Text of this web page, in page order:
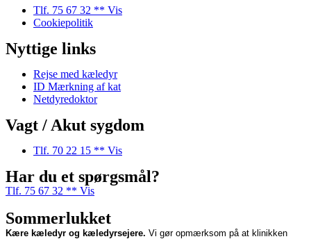
Tlf. 75 67 32 ** Vis
Cookiepolitik
Nyttige links
Rejse med kæledyr
ID Mærkning af kat
Netdyredoktor
Vagt / Akut sygdom
Tlf. 70 22 15 ** Vis
Har du et spørgsmål?
Tlf. 75 67 32 ** Vis
Sommerlukket
Kære kæledyr og kæledyrsejere. Vi gør opmærksom på at klinikken